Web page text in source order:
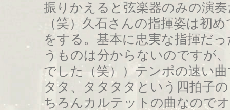
振りかえると弦楽器のみの演
（笑）久石さんの指揮姿は初
をする。基本に忠実な指揮だ
うものは分からないのですが
でした（笑））テンポの速い
タタ、タタタタという四拍子
ちろんカルテットの曲なので